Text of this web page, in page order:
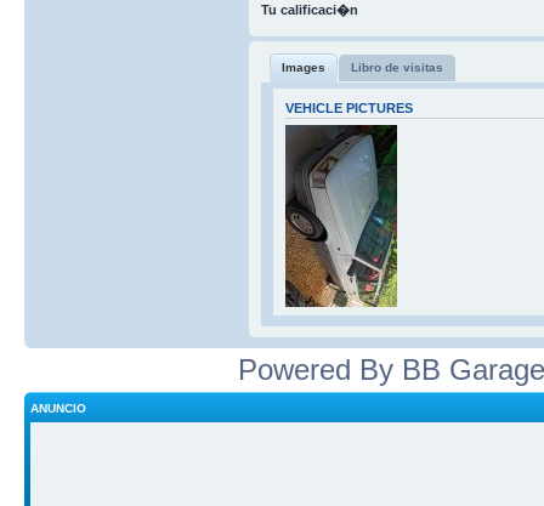
Tu calificaci�n
Images Libro de visitas
VEHICLE PICTURES
Powered By BB
ANUNCIO